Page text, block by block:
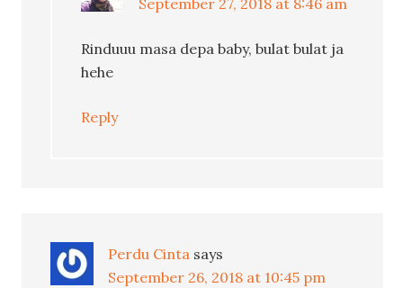
September 27, 2018 at 8:46 am
Rinduuu masa depa baby, bulat bulat ja
hehe
Reply
Perdu Cinta says
September 26, 2018 at 10:45 pm